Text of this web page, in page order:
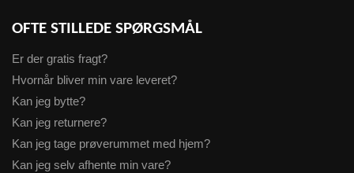
OFTE STILLEDE SPØRGSMÅL
Er der gratis fragt?
Hvornår bliver min vare leveret?
Kan jeg bytte?
Kan jeg returnere?
Kan jeg tage prøverummet med hjem?
Kan jeg selv afhente min vare?